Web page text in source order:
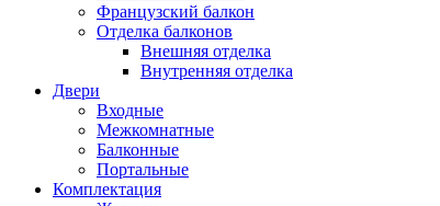
Французский балкон
Отделка балконов
Внешняя отделка
Внутренняя отделка
Двери
Входные
Межкомнатные
Балконные
Портальные
Комплектация